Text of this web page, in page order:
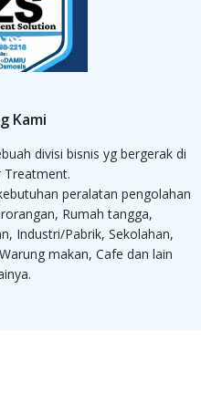
Kami
divisi bisnis yg bergerak di
Treatment.
peralatan pengolahan
Rumah tangga,
Industri/Pabrik, Sekolahan,
makan, Cafe dan lain